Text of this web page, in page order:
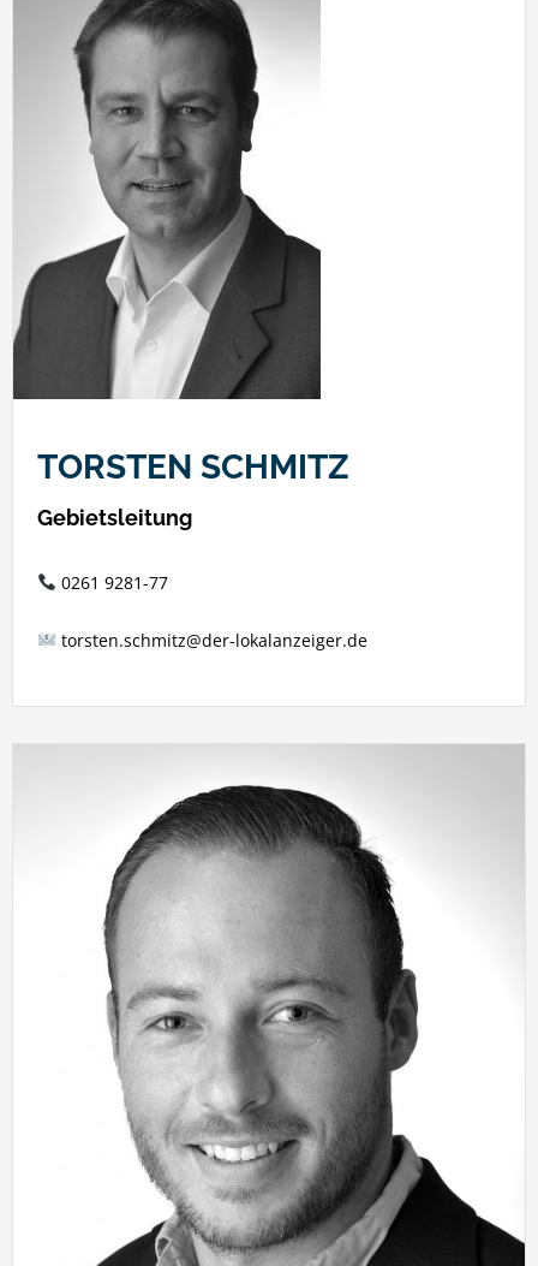
TORSTEN SCHMITZ
Gebietsleitung
0261 9281-77
torsten.schmitz@der-lokalanzeiger.de